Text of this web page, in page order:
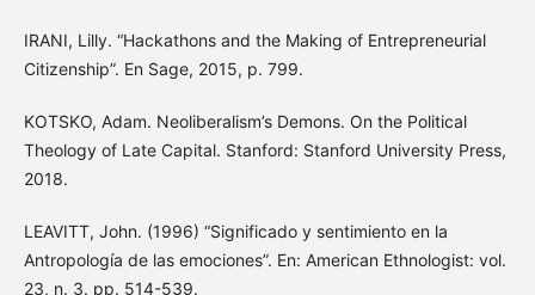
IRANI, Lilly. “Hackathons and the Making of Entrepreneurial
Citizenship”. En Sage, 2015, p. 799.
KOTSKO, Adam. Neoliberalism’s Demons. On the Political
Theology of Late Capital. Stanford: Stanford University Press,
2018.
LEAVITT, John. (1996) “Significado y sentimiento en la
Antropología de las emociones”. En: American Ethnologist: vol.
23, n. 3. pp. 514-539.